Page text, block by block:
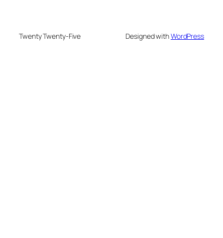
Twenty Twenty-Five Designed withWordPress